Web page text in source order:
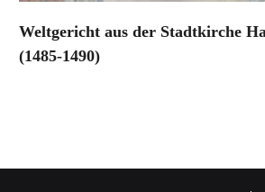
Weltgericht aus der Stadtkirche
(1485-1490)